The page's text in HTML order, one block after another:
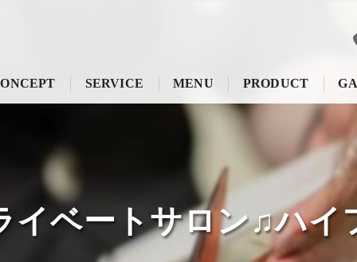
SERVICE MENU PRODUCT
イベートサロン♫ハイ